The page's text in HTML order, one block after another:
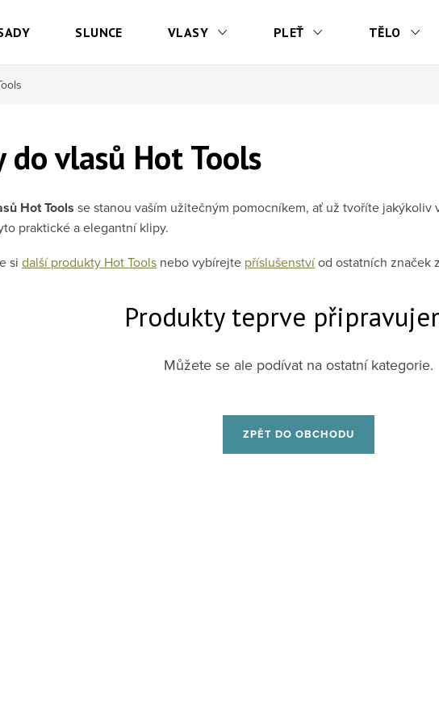
SLUNCE VLASY PLEŤ TĚLO
do vlasů Hot Tools
Hot Tools se stanou vaším užitečným pomocníkem, ať už tvoříte jakýkoliv
praktické a elegantní klipy.
si další produkty Hot Tools nebo vybírejte příslušenstvíod ostatních značek
Produkty teprve
Můžete se ale podívat na ostatní kategorie.
ZPĚT DO OBCHODU